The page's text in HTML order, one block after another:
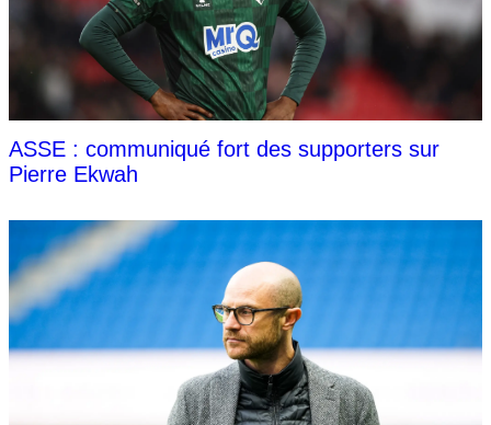
ASSE : communiqué fort des supporters sur
Pierre Ekwah